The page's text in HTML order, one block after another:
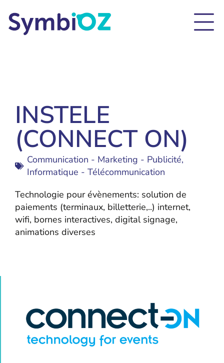
INSTELE
(CONNECT ON)
Communication - Marketing - Publicité,
Informatique - Télécommunication
Technologie pour évènements: solution de
paiements (terminaux, billetterie,..) internet,
wifi, bornes interactives, digital signage,
animations diverses